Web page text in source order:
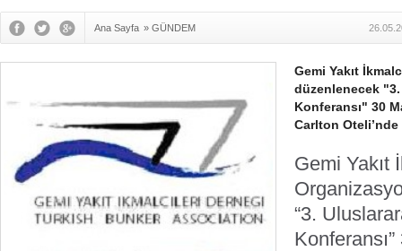
Ana Sayfa » GÜNDEM
Gemi Yakıt
düzenlenecek
Konferansı" 30
Carlton Oteli’nde
Gemi Yakıt
“3.